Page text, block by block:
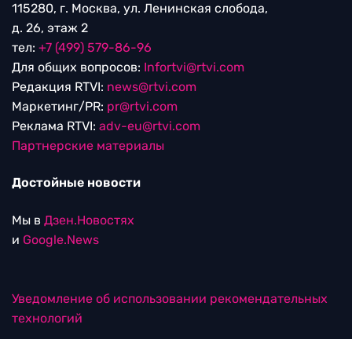
115280, г. Москва, ул. Ленинская слобода,
д. 26, этаж 2
тел: +7 (499) 579-86-96
Для общих вопросов: Infortvi@rtvi.com
Редакция RTVI: news@rtvi.com
Маркетинг/PR: pr@rtvi.com
Реклама RTVI: adv-eu@rtvi.com
Партнерские материалы
Достойные новости
Мы в Дзен.Новостях
и Google.News
Уведомление об использовании рекомендательных
технологий